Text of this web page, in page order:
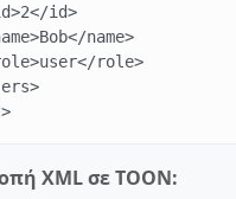
id>
name>
role>
XML σε TOON: